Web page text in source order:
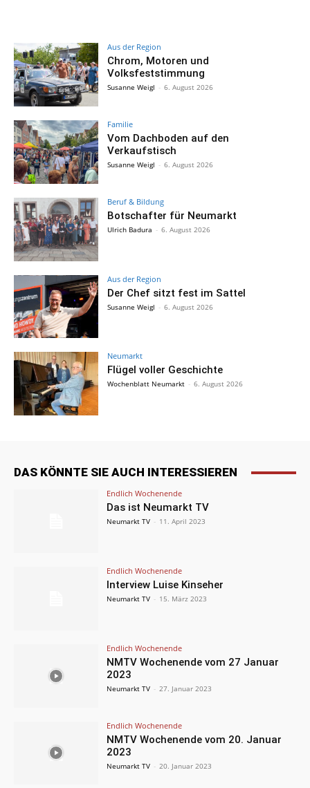
Aus der Region
Chrom, Motoren und
Volksfeststimmung
Susanne Weigl - 6. August 2026
Familie
Vom Dachboden auf den
Verkaufstisch
Susanne Weigl - 6. August 2026
Beruf & Bildung
Botschafter für Neumarkt
Ulrich Badura - 6. August 2026
Aus der Region
Der Chef sitzt fest im Sattel
Susanne Weigl - 6. August 2026
Neumarkt
Flügel voller Geschichte
Wochenblatt Neumarkt - 6. August 2026
DAS KÖNNTE SIE AUCH INTERESSIEREN
Endlich Wochenende
Das ist Neumarkt TV
Neumarkt TV - 11. April 2023
Endlich Wochenende
Interview Luise Kinseher
Neumarkt TV - 15. März 2023
Endlich Wochenende
NMTV Wochenende vom 27 Januar
2023
Neumarkt TV - 27. Januar 2023
Endlich Wochenende
NMTV Wochenende vom 20. Januar
2023
Neumarkt TV - 20. Januar 2023